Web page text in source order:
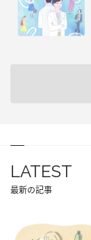
LATEST
最新の記事